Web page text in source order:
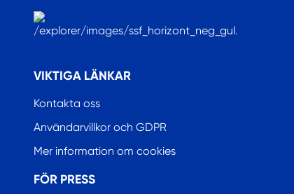
VIKTIGA LÄNKAR
Kontakta oss
Användarvillkor och GDPR
Mer information om cookies
FÖR PRESS